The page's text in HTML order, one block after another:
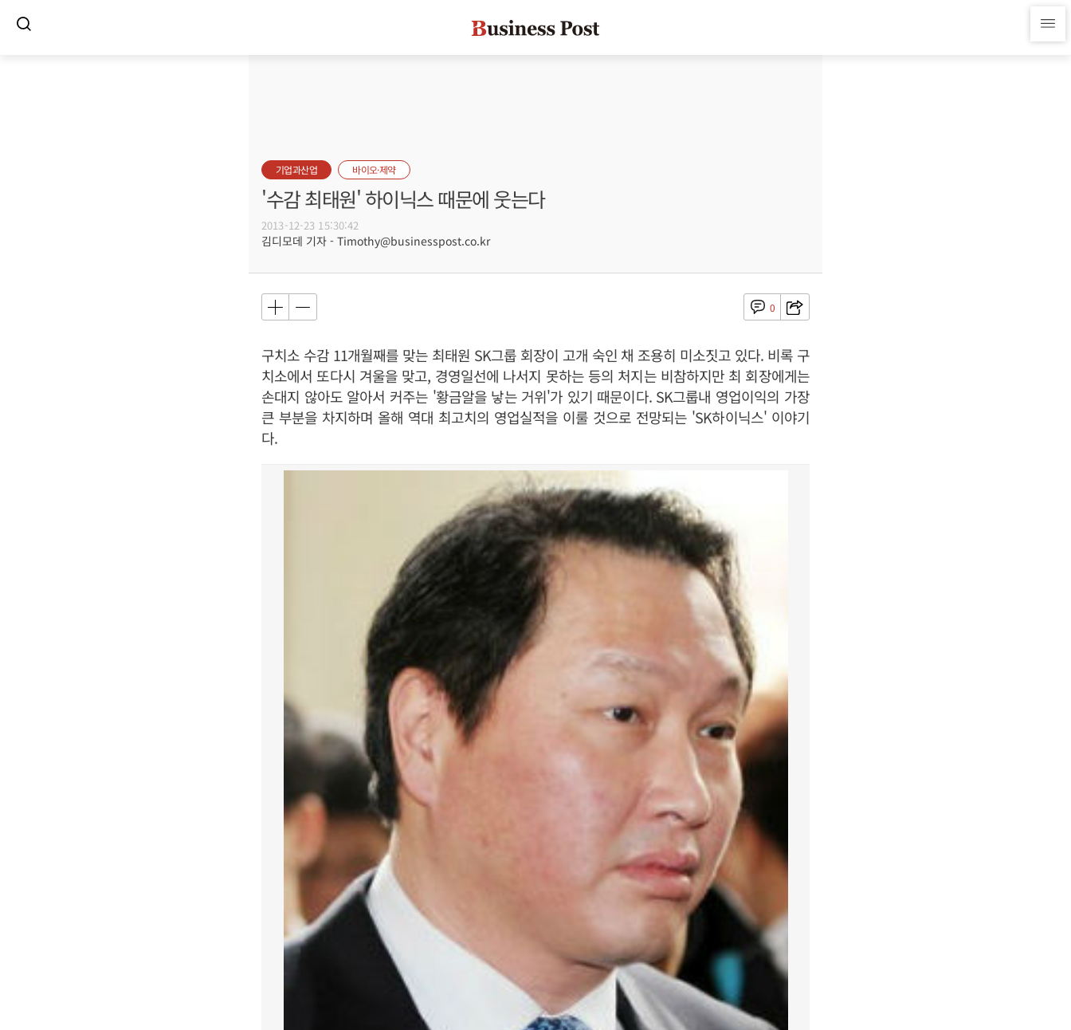
기업과산업 바이오·제약
'수감 최태원' 하이닉스 때문에 웃는다
2013-12-23 15:30:42
김디모데 기자 - Timothy@businesspost.co.kr
0
구치소 수감 11개월째를 맞는 최태원 SK그룹 회장이 고개 숙인 채 조용히 미소짓고 있다. 비록 구
치소에서 또다시 겨울을 맞고, 경영일선에 나서지 못하는 등의 처지는 비참하지만 최 회장에게는
손대지 않아도 알아서 커주는 '황금알을 낳는 거위'가 있기 때문이다. SK그룹내 영업이익의 가장
큰 부분을 차지하며 올해 역대 최고치의 영업실적을 이룰 것으로 전망되는 'SK하이닉스' 이야기
다.